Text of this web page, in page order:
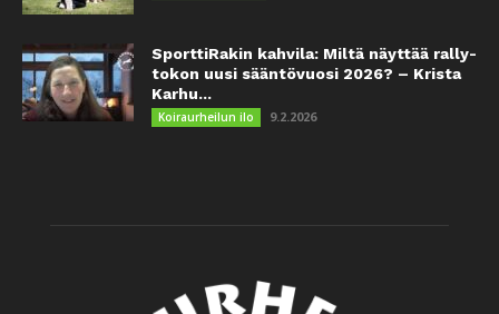
SporttiRakin kahvila: Miltä näyttää rally-
tokon uusi sääntövuosi 2026? – Krista
Karhu...
Koiraurheilun ilo 9.2.2026